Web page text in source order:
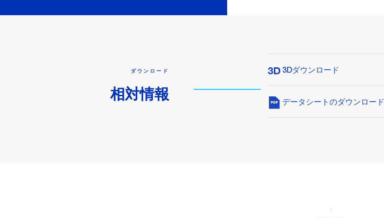
ダウンロード
相対情報
3Dダウンロード
データシートのダウンロード